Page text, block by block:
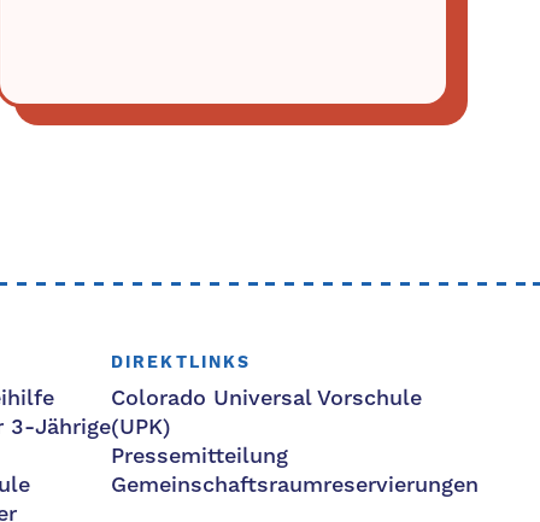
3-Jährige
DIREKTLINKS
Colorado Universal Vorschule
(UPK)
Pressemitteilung
Gemeinschaftsraumreservierungen